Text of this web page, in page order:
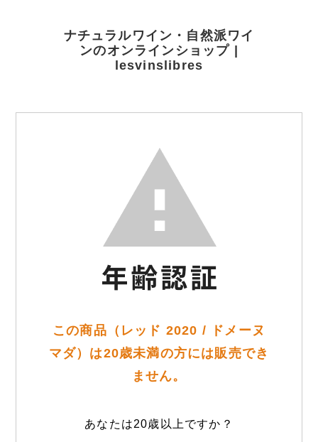
ナチュラルワイン・自然派ワイ
ンのオンラインショップ |
lesvinslibres
この商品（レッド 2020 / ドメーヌ
マダ）は20歳未満の方には販売でき
ません。
あなたは20歳以上ですか？